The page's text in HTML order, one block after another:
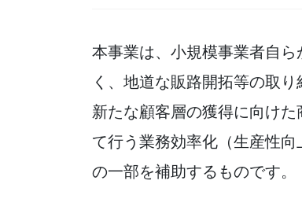
本事業は、小規模事業者自
く、地道な販路開拓等の取
新たな顧客層の獲得に向け
て行う業務効率化（生産性
の一部を補助するものです。